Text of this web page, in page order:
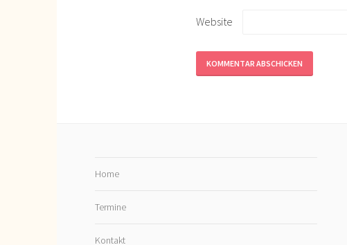
Website
Home
Termine
Kontakt